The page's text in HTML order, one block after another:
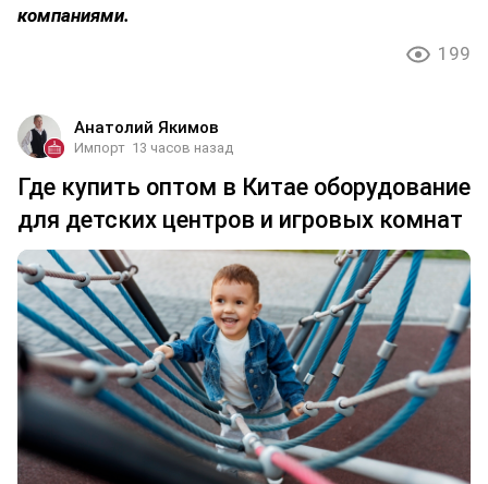
компаниями.
199
Анатолий Якимов
Импорт 13 часов назад
Где купить оптом в Китае оборудование
для детских центров и игровых комнат